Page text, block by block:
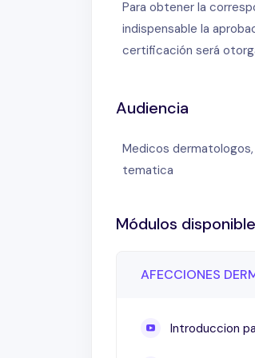
Para obtener la
indispensable la
certificación será
Audiencia
Medicos
tematica
Módulos
AFECCIONES
Introduccion